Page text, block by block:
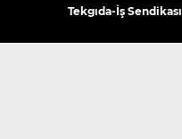
Tekgıda-İş